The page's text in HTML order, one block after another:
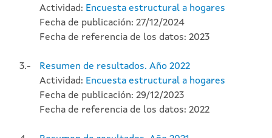
Actividad: Encuesta estructural a hogares
Fecha de publicación: 27/12/2024
Fecha de referencia de los datos: 2023
3.-
Resumen de resultados. Año 2022
Actividad: Encuesta estructural a hogares
Fecha de publicación: 29/12/2023
Fecha de referencia de los datos: 2022